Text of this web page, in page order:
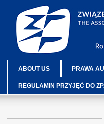
ABOUT US PRAWA
REGULAMIN PRZYJĘĆ DO